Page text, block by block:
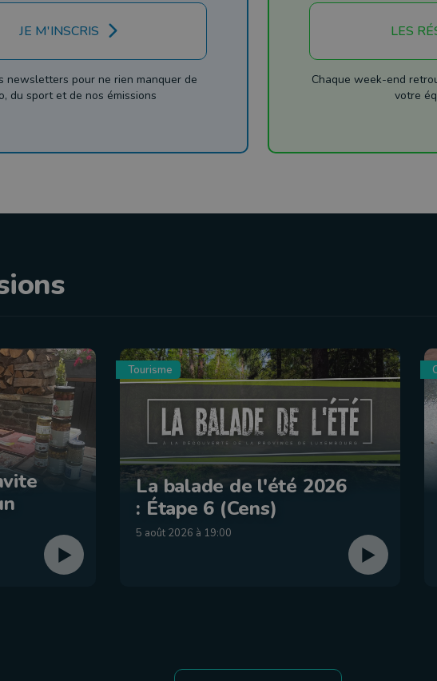
JE M'INSCRIS
newsletters pour ne rien manquer de
du sport et de nos émissions
LES
Chaque week-end
votre
Tourisme
La balade de l'été 2026
: Étape 6 (Cens)
5 août 2026 à 19:00